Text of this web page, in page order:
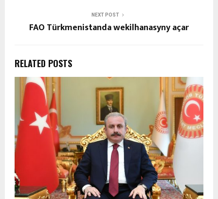
NEXT POST
FAO Türkmenistanda wekilhanasyny açar
RELATED POSTS